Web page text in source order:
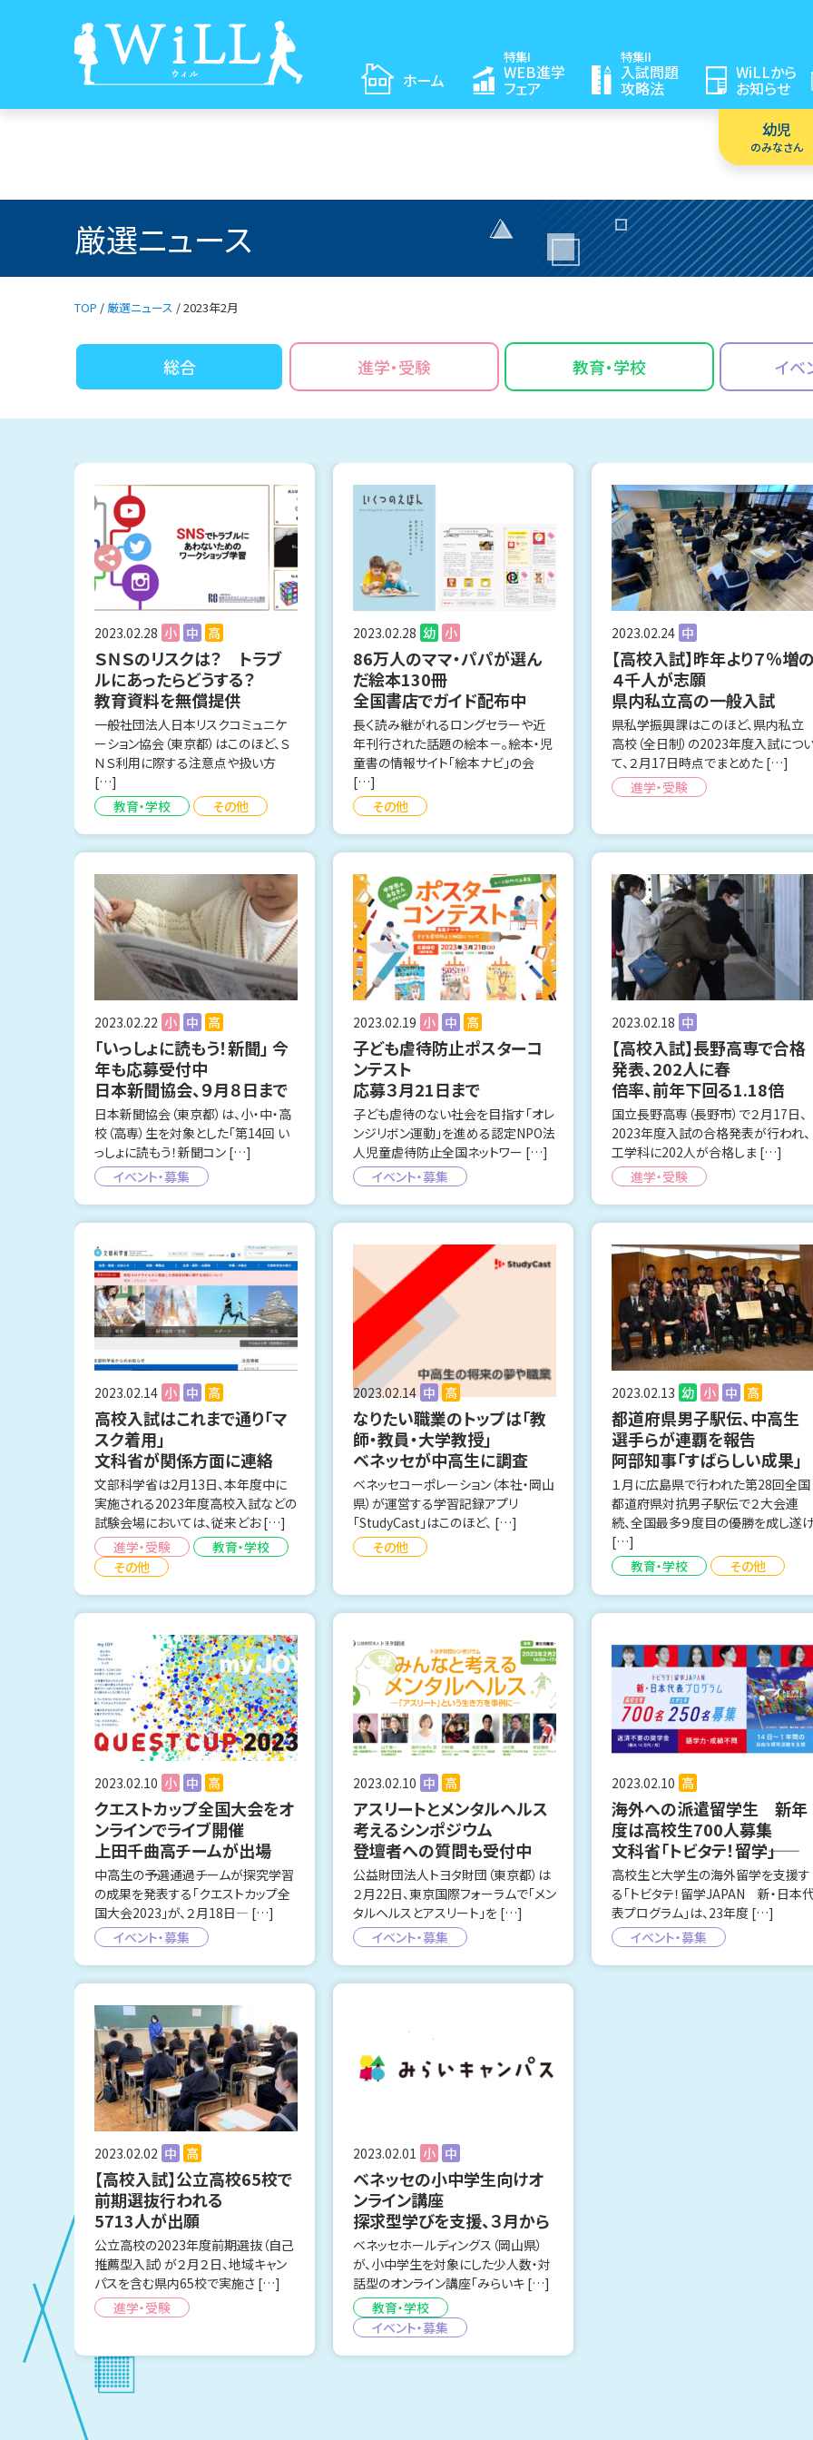
ホーム
幼児
のみなさん
特集I
WEB進学
フェア
特集II
入試問題
攻略法
WiLLから
お知らせ
厳選ニュース
TOP / 厳選ニュース /2023年2月
総合 進学・受験 教育・学校 イベ
2023.02.28 小 中 高
ＳＮＳのリスクは？ トラブ
ルにあったらどうする？
教育資料を無償提供
一般社団法人日本リスクコミュニケ
ーション協会（東京都）はこのほど、Ｓ
ＮＳ利用に際する注意点や扱い方
[…]
教育・学校
その他
2023.02.28 幼 小
86万人のママ・パパが選ん
だ絵本130冊
全国書店でガイド配布中
長く読み継がれるロングセラーや近
年刊行された話題の絵本－。絵本・児
童書の情報サイト「絵本ナビ」の会
[…]
その他
2023.02.24 中
【高校入試】昨年より７％増
４千人が志願
県内私立高の一般入試
県私学振興課はこのほど、県内私立
高校（全日制）の2023年度入試につ
て、２月17日時点でまとめた […]
進学・受験
2023.02.22 小 中 高
「いっしょに読もう！新聞」 今
年も応募受付中
日本新聞協会、９月８日まで
日本新聞協会（東京都）は、小・中・高
校（高専）生を対象とした「第14回 い
っしょに読もう！新聞コン […]
イベント・募集
2023.02.19 小 中 高
子ども虐待防止ポスターコ
ンテスト
応募３月21日まで
子ども虐待のない社会を目指す「オレ
ンジリボン運動」を進める認定NPO法
人児童虐待防止全国ネットワー […]
イベント・募集
2023.02.18 中
【高校入試】長野高専で合格
発表、202人に春
倍率、前年下回る1.18倍
国立長野高専（長野市）で２月17日、
2023年度入試の合格発表が行われ、
工学科に202人が合格しま […]
進学・受験
2023.02.14 小 中 高
高校入試はこれまで通り「マ
スク着用」
文科省が関係方面に連絡
文部科学省は2月13日、本年度中に
実施される2023年度高校入試などの
試験会場においては、従来どお […]
進学・受験
教育・学校
その他
2023.02.14 中 高
なりたい職業のトップは「教
師・教員・大学教授」
ベネッセが中高生に調査
ベネッセコーポレーション（本社・岡山
県）が運営する学習記録アプリ
「StudyCast」はこのほど、 […]
その他
2023.02.13 幼 小 中 高
都道府県男子駅伝、中高生
選手らが連覇を報告
阿部知事「すばらしい成果」
１月に広島県で行われた第28回全国
都道府県対抗男子駅伝で２大会連
続、全国最多９度目の優勝を成し遂
[…]
教育・学校
その他
2023.02.10 小 中 高
クエストカップ全国大会をオ
ンラインでライブ開催
上田千曲高チームが出場
中高生の予選通過チームが探究学習
の成果を発表する「クエストカップ全
国大会2023」が、２月18日― […]
イベント・募集
2023.02.10 中 高
アスリートとメンタルヘルス
考えるシンポジウム
登壇者への質問も受付中
公益財団法人トヨタ財団（東京都）は
２月22日、東京国際フォーラムで「メン
タルヘルスとアスリート」を […]
イベント・募集
2023.02.10 高
海外への派遣留学生 新年
度は高校生700人募集
文科省「トビタテ！留学――」
高校生と大学生の海外留学を支援す
る「トビタテ！留学JAPAN 新・日本
表プログラム」は、23年度 […]
イベント・募集
2023.02.02 中 高
【高校入試】公立高校65校で
前期選抜行われる
5713人が出願
公立高校の2023年度前期選抜（自己
推薦型入試）が２月２日、地域キャン
パスを含む県内65校で実施さ […]
進学・受験
2023.02.01 小 中
ベネッセの小中学生向けオ
ンライン講座
探求型学びを支援、３月から
ベネッセホールディングス（岡山県）
が、小中学生を対象にした少人数・対
話型のオンライン講座「みらいキ […]
教育・学校
イベント・募集